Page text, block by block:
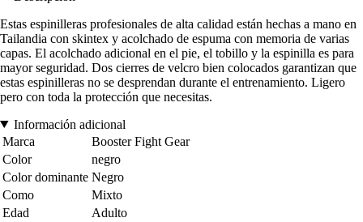
Estas espinilleras profesionales de alta calidad están hechas a mano en
Tailandia con skintex y acolchado de espuma con memoria de varias
capas. El acolchado adicional en el pie, el tobillo y la espinilla es para
mayor seguridad. Dos cierres de velcro bien colocados garantizan que
estas espinilleras no se desprendan durante el entrenamiento. Ligero
pero con toda la protección que necesitas.
Información adicional
Marca
Booster Fight Gear
Color
negro
Color dominante Negro
Como
Mixto
Edad
Adulto